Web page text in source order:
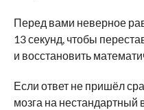
Перед вами неверное
13 секунд, чтобы
и восстановить
Если ответ не пришёл
мозга на нестандартный